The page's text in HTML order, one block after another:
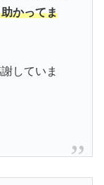
かってま
していま